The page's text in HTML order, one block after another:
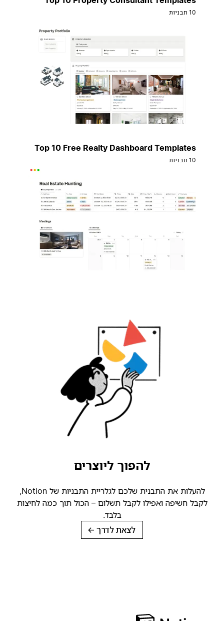
Top 10 Free Realty Dashboard Templates
להפוך ליוצרים
להעלות את התבנית שלכם לגלריית התבניות של Notion,
לקבל חשיפה ואפילו לקבל תשלום – הכול תוך כמה לחיצות
בלבד.
לצאת לדרך→